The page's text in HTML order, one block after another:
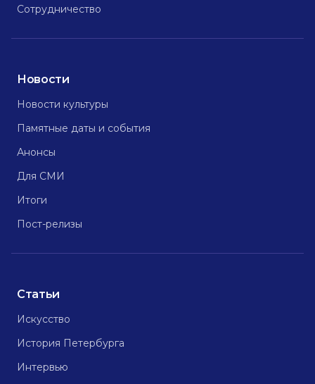
Сотрудничество
Новости
Новости культуры
Памятные даты и события
Анонсы
Для СМИ
Итоги
Пост-релизы
Статьи
Искусство
История Петербурга
Интервью